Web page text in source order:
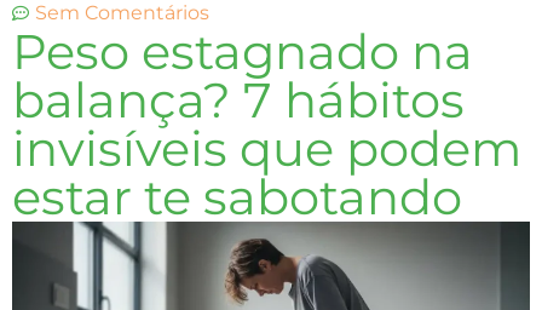
Sem Comentários
Peso estagnado na
balança? 7 hábitos
invisíveis que podem
estar te sabotando